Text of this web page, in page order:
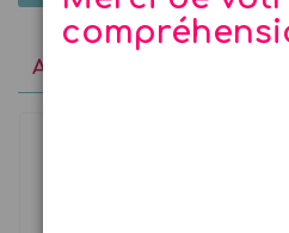
A découvrir